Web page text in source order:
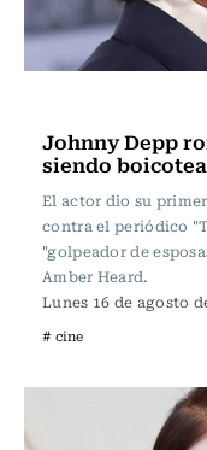
Johnny Depp
siendo
El actor dio su
contra el periódico
"golpeador de
Amber Heard.
Lunes 16 de agosto
# cine